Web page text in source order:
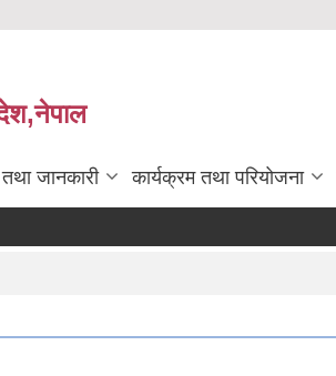
जानकारी कार्यक्रम तथा परियोजना